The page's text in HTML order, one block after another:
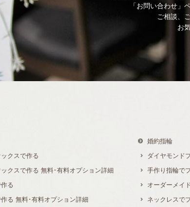
「お問い合わせ」
ご相談、
お
クスで作る
クスで作る 無料･有料オプション詳細
る
る 無料･有料オプション詳細
婚約指輪
ダイヤモンド
手作り指輪で
オーダーメイ
ネックレスで